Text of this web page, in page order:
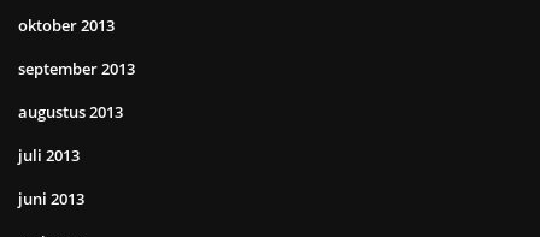
oktober 2013
september 2013
augustus 2013
juli 2013
juni 2013